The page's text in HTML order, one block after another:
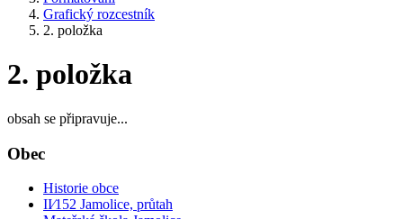
Grafický rozcestník
2. položka
2. položka
obsah se připravuje...
Obec
Historie obce
II⁄152 Jamolice, průtah